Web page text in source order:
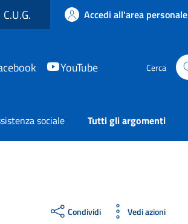
C.U.G. Accedi all'area personale
YouTube Cerca
sociale Tutti gli argomenti
Condividi Vedi azioni